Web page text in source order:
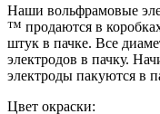
Наши вольфрамовые
™ продаются в
штук в пачке. Все
электродов в пачку.
электроды пакуются в
Цвет окраски: